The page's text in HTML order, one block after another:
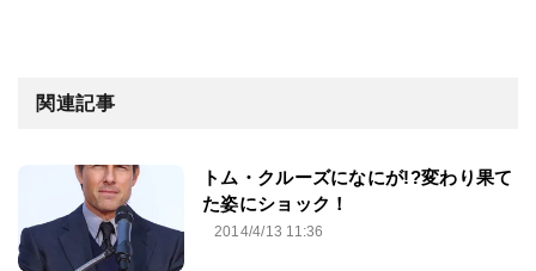
関連記事
トム・クルーズになにが!?変わり果て
た姿にショック！
2014/4/13 11:36